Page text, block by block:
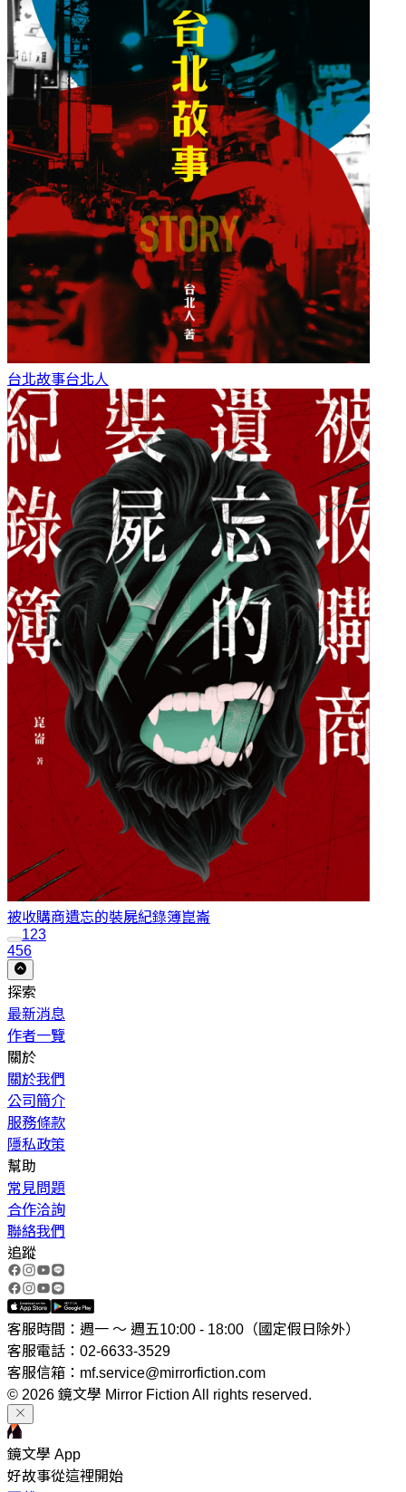
台北故事台北人
被收購商遺忘的裝屍紀錄簿崑崙
123
456
探索
最新消息
作者一覽
關於
關於我們
公司簡介
服務條款
隱私政策
幫助
常見問題
合作洽詢
聯絡我們
追蹤
客服時間：週一 ～ 週五10:00 - 18:00（國定假日除外）
客服電話：02-6633-3529
客服信箱：mf.service@mirrorfiction.com
© 2026 鏡文學 Mirror Fiction All rights reserved.
鏡文學 App
好故事從這裡開始